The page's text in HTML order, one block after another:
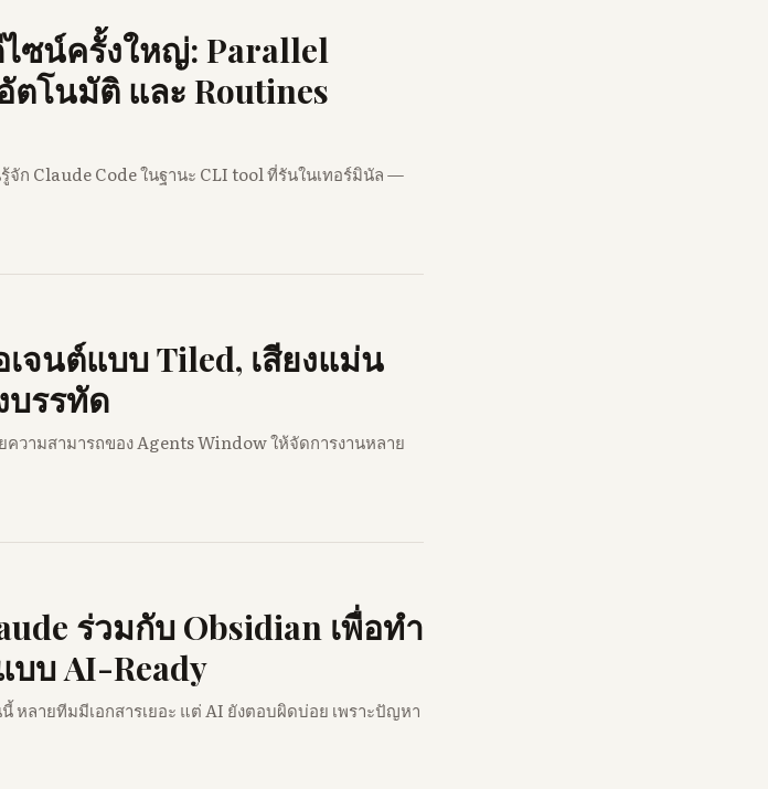
ไซน์ครั้งใหญ่: Parallel
ตโนมัติ และ Routines
ก Claude Code ในฐานะ CLI tool ที่รันในเทอร์มินัล —
จนต์แบบ Tiled, เสียงแม่น
บรรทัด
วามสามารถของ Agents Window ให้จัดการงานหลาย
ร่วมกับ Obsidian เพื่อทำ
บบ AI-Ready
หลายทีมมีเอกสารเยอะ แต่ AI ยังตอบผิดบ่อย เพราะปัญหา